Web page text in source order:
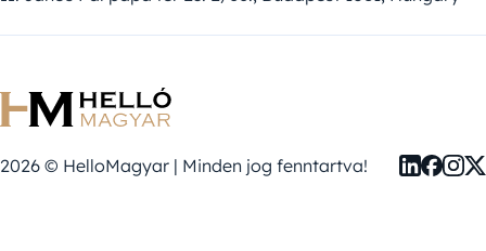
2026 © HelloMagyar | Minden jog fenntartva!